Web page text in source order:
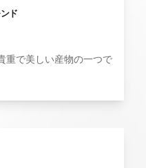
ド
重で美しい産物の一つで